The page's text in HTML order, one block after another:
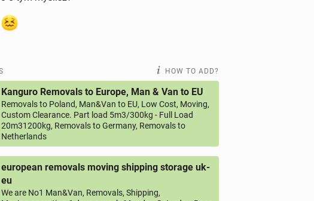
HOW TO ADD?
Kanguro Removals to Europe, Man & Van to EU
Removals to Poland, Man&Van to EU, Low Cost, Moving,
Custom Clearance. Part load 5m3/300kg - Full Load
20m31200kg, Removals to Germany, Removals to
Netherlands
european removals moving shipping storage uk-
eu
We are No1 Man&Van, Removals, Shipping,